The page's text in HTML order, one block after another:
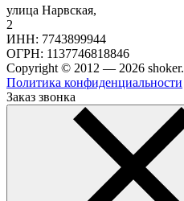
улица Нарвская,
2
ИНН: 7743899944
ОГРН: 1137746818846
Copyright © 2012 — 2026
Политика конфиденциальности
Заказ звонка